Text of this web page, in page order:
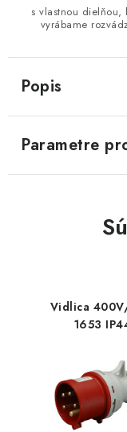
Reklamačný poriadok
s vlastnou dielňou,
vyrábame
Popis
Parametre
Vidlica
1653